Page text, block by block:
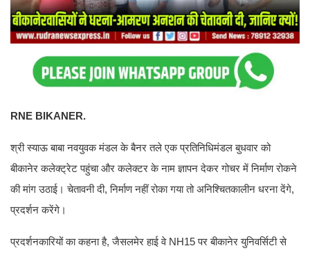
RNE BIKANER.
श्री स्याऊ बाबा नवयुवक मंडल के बैनर तले एक प्रतिनिधिमंडल बुधवार को
बीकानेर कलेक्ट्रेट पहुंचा और कलेक्टर के नाम ज्ञापन देकर गोचर में निर्माण रोकने
की मांग उठाई। चेतावनी दी, निर्माण नहीं रोका गया तो अनिश्चितकालीन धरना देंगे,
प्रदर्शन करेंगे।
प्रदर्शनकारियों का कहना है, जैसलमेर हाई वे NH15 पर बीकानेर युनिवर्सिटी से